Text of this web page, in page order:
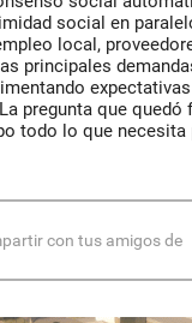
social en
local,
principales
pregunta que quedó
todo lo que
con tus amigos de